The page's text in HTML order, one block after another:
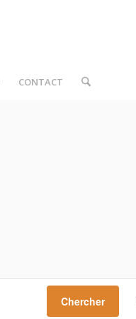
CONTACT
Chercher